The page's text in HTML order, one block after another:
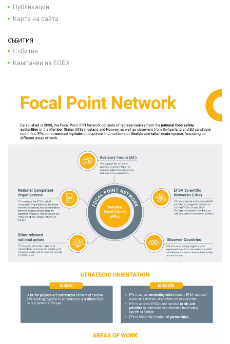
Публикации
Карта на сайта
СЪБИТИЯ
Събития
Кампании на ЕОБХ